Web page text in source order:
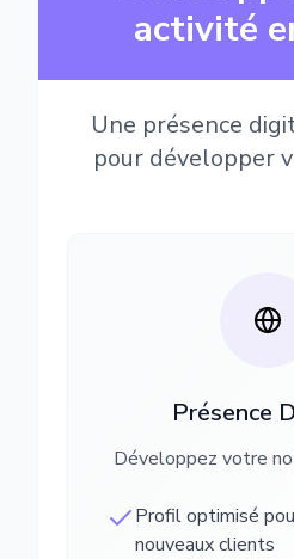
activité
Une présence
pour développer
Présence
Développez votre
Profil optimisé
nouveaux clients